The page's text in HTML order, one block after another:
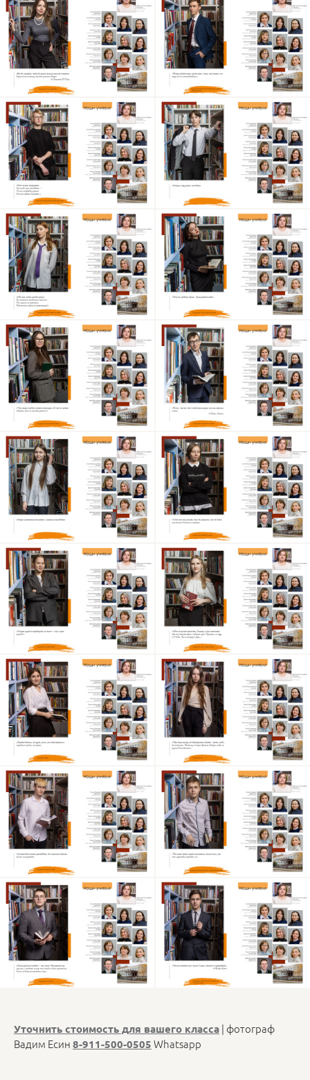
Уточнить стоимость для вашего класса | фотограф
Вадим Есин 8-911-500-0505 Whatsapp